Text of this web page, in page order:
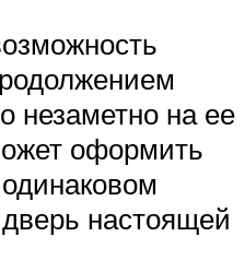
незаметно на ее
оформить
настоящей